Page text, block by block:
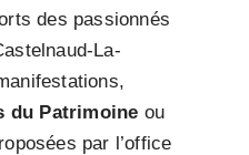
des passionnés
La-
du Patrimoine ou
par l’office